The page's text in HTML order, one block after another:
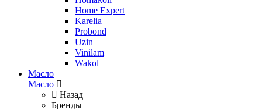
Home Expert
Karelia
Probond
Uzin
Vinilam
Wakol
Масло
Масло
Назад
Бренды